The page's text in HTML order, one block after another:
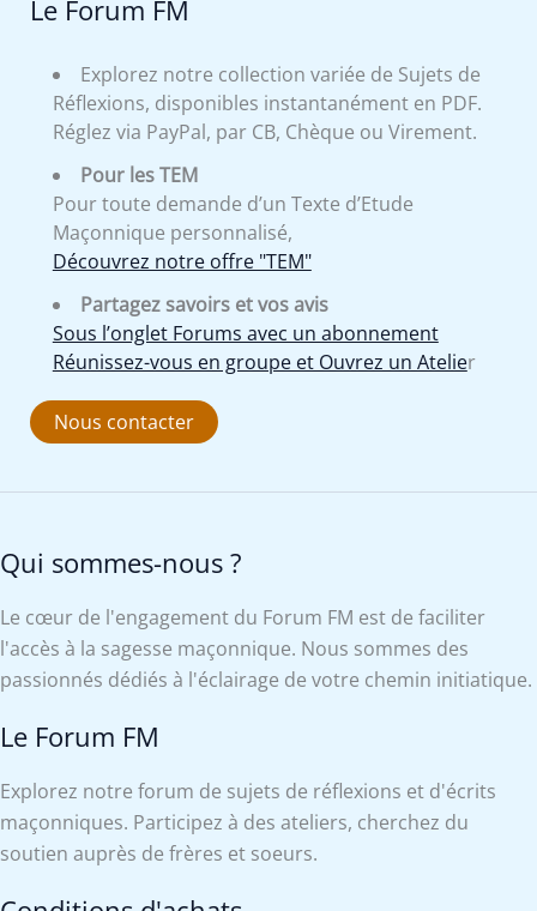
Le Forum FM
Explorez notre collection variée de Sujets de
Réflexions, disponibles instantanément en PDF.
Réglez via PayPal, par CB, Chèque ou Virement.
Pour les TEM
Pour toute demande d’un Texte d’Etude
Maçonnique personnalisé,
Découvrez notre offre "TEM"
Partagez savoirs et vos avis
Sous l’onglet Forums avec un abonnement
Réunissez-vous en groupe et Ouvrez un Atelier
Nous contacter
Qui sommes-nous ?
Le cœur de l'engagement du Forum FM est de faciliter
l'accès à la sagesse maçonnique. Nous sommes des
passionnés dédiés à l'éclairage de votre chemin initiatique.
Le Forum FM
Explorez notre forum de sujets de réflexions et d'écrits
maçonniques. Participez à des ateliers, cherchez du
soutien auprès de frères et soeurs.